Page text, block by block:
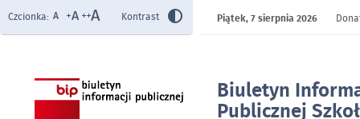
Biuletyn
Publicznej
Czcionka: Kontrast Piątek,7 sierpnia 2026